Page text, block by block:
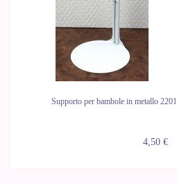
Supporto per bambole in metallo
4,50 €